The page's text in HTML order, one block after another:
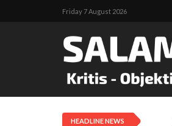
Friday 7 August 2026
HEADLINE NEWS